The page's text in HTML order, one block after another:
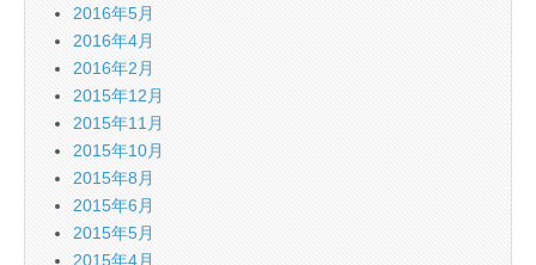
2016年5月
2016年4月
2016年2月
2015年12月
2015年11月
2015年10月
2015年8月
2015年6月
2015年5月
2015年4月